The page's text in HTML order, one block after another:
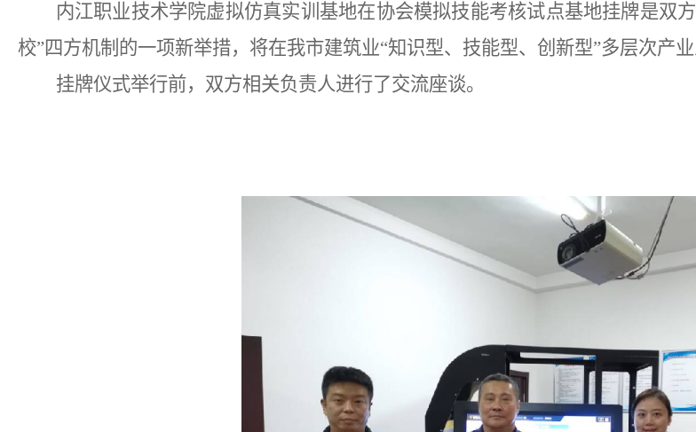
内江职业技术学院虚拟仿真实训基地在协会模拟技能考核试点基地挂牌是双
校”四方机制的一项新举措，将在我市建筑业“知识型、技能型、创新型”多层次产
挂牌仪式举行前，双方相关负责人进行了交流座谈。